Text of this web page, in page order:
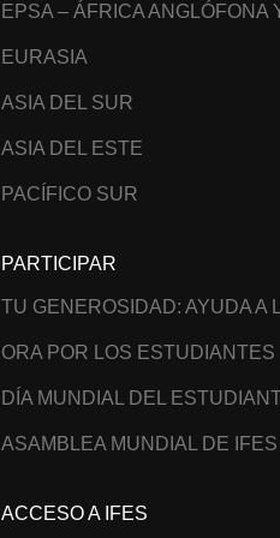
EPSA – ÁFRICA ANGLÓFONA
EURASIA
ASIA DEL SUR
ASIA DEL ESTE
PACÍFICO SUR
PARTICIPAR
TU GENEROSIDAD: AYUDA A
ORA POR LOS ESTUDIANTES
DÍA MUNDIAL DEL
ASAMBLEA MUNDIAL DE
ACCESO A IFES